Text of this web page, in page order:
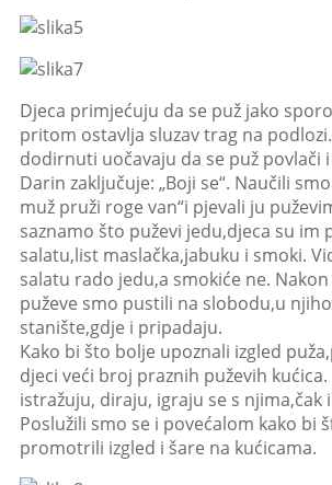
Djeca primjećuju da se puž jako
pritom ostavlja sluzav trag na
dodirnuti uočavaju da se puž povlači
Darin zaključuje: „Boji se“. Naučili
muž pruži roge van“i pjevali ju
saznamo što puževi jedu,djeca su im
salatu,list maslačka,jabuku i smoki.
salatu rado jedu,a smokiće ne.
puževe smo pustili na slobodu,u
stanište,gdje i pripadaju.
Kako bi što bolje upoznali izgled
djeci veći broj praznih puževih kućica.
istražuju, diraju, igraju se s njima,čak
Poslužili smo se i povećalom kako bi
promotrili izgled i šare na kućicama.